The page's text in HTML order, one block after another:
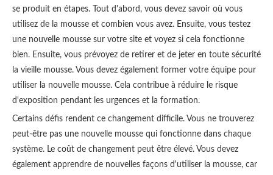
se produit en étapes. Tout d'abord, vous devez savoir où vous
utilisez de la mousse et combien vous avez. Ensuite, vous testez
une nouvelle mousse sur votre site et voyez si cela fonctionne
bien. Ensuite, vous prévoyez de retirer et de jeter en toute sécurité
la vieille mousse. Vous devez également former votre équipe pour
utiliser la nouvelle mousse. Cela contribue à réduire le risque
d'exposition pendant les urgences et la formation.
Certains défis rendent ce changement difficile. Vous ne trouverez
peut-être pas une nouvelle mousse qui fonctionne dans chaque
système. Le coût de changement peut être élevé. Vous devez
également apprendre de nouvelles façons d'utiliser la mousse, car